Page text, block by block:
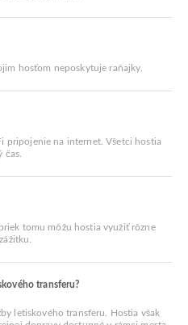
hosťom neposkytuje raňajky.
pripojenie na internet. Všetci hostia
čas.
tomu môžu hostia využiť rôzne
transferu?
letiskového transferu. Hostia však